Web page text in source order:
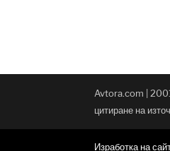
Avtora.com |
цитиране на
Изработка на